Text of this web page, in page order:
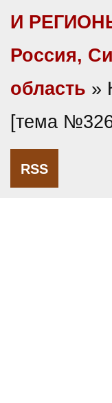
И
Россия,
область »
[тема
RSS